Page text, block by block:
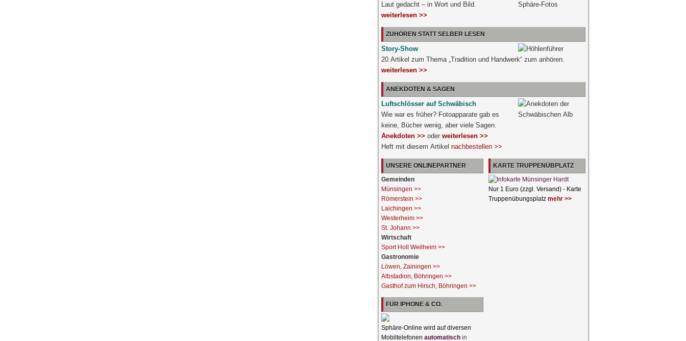
Laut gedacht – in Wort und Bild.
weiterlesen >>
ZUHÖREN STATT SELBER LESEN
Story-Show
20 Artikel zum Thema „Tradition und Handwerk“ zum anhören.
weiterlesen >>
ANEKDOTEN & SAGEN
Luftschlösser auf Schwäbisch
Wie war es früher? Fotoapparate gab es
keine, Bücher wenig, aber viele Sagen.
Anekdoten >> oder weiterlesen >>
Heft mit diesem Artikel nachbestellen >>
UNSERE ONLINEPARTNER
Gemeinden
Münsingen >>
Römerstein >>
Laichingen >>
Westerheim >>
St. Johann >>
Wirtschaft
Sport Holl Weilheim >>
Gastronomie
Löwen, Zainingen >>
Albstadion, Böhringen >>
Gasthof zum Hirsch, Böhringen >>
FÜR IPHONE & CO.
Sphäre-Online wird auf diversen
Mobiltelefonen automatisch
KARTE TRUPPENÜBPLATZ
Nur 1 Euro (zzgl. Versand) - Karte
Truppenübungsplatz mehr >>